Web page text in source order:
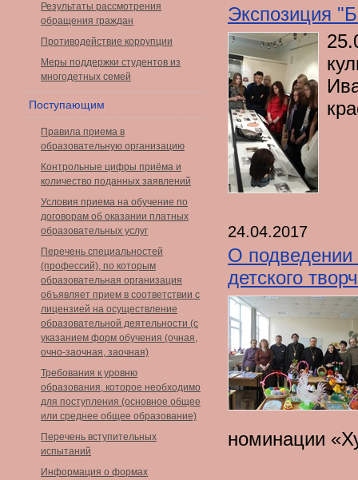
Результаты рассмотрения
обращения граждан
Противодействие коррупции
Меры поддержки студентов из
многодетных семей
Поступающим
Правила приема в
образовательную организацию
Контрольные цифры приёма и
количество поданных заявлений
Условия приема на обучение по
договорам об оказании платных
образовательных услуг
Перечень специальностей
(профессий), по которым
образовательная организация
объявляет прием в соответствии с
лицензией на осуществление
образовательной деятельности (с
указанием форм обучения (очная,
очно-заочная, заочная)
Требования к уровню
образования, которое необходимо
для поступления (основное общее
или среднее общее образование)
Перечень вступительных
испытаний
Информация о формах
Экспозиция
24.04.2017
О подведении
детского
номинации